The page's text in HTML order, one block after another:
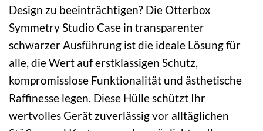
Design zu beeinträchtigen? Die Otterbox
Symmetry Studio Case in transparenter
schwarzer Ausführung ist die ideale Lösung für
alle, die Wert auf erstklassigen Schutz,
kompromisslose Funktionalität und ästhetische
Raffinesse legen. Diese Hülle schützt Ihr
wertvolles Gerät zuverlässig vor alltäglichen